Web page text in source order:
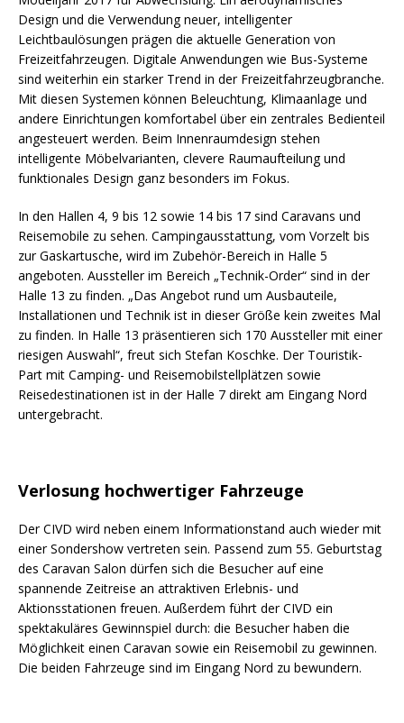
Design und die Verwendung neuer, intelligenter
Leichtbaulösungen prägen die aktuelle Generation von
Freizeitfahrzeugen. Digitale Anwendungen wie Bus-Systeme
sind weiterhin ein starker Trend in der Freizeitfahrzeugbranche.
Mit diesen Systemen können Beleuchtung, Klimaanlage und
andere Einrichtungen komfortabel über ein zentrales Bedienteil
angesteuert werden. Beim Innenraumdesign stehen
intelligente Möbelvarianten, clevere Raumaufteilung und
funktionales Design ganz besonders im Fokus.
In den Hallen 4, 9 bis 12 sowie 14 bis 17 sind Caravans und
Reisemobile zu sehen. Campingausstattung, vom Vorzelt bis
zur Gaskartusche, wird im Zubehör-Bereich in Halle 5
angeboten. Aussteller im Bereich „Technik-Order“ sind in der
Halle 13 zu finden. „Das Angebot rund um Ausbauteile,
Installationen und Technik ist in dieser Größe kein zweites Mal
zu finden. In Halle 13 präsentieren sich 170 Aussteller mit einer
riesigen Auswahl“, freut sich Stefan Koschke. Der Touristik-
Part mit Camping- und Reisemobilstellplätzen sowie
Reisedestinationen ist in der Halle 7 direkt am Eingang Nord
untergebracht.
Verlosung hochwertiger Fahrzeuge
Der CIVD wird neben einem Informationstand auch wieder mit
einer Sondershow vertreten sein. Passend zum 55. Geburtstag
des Caravan Salon dürfen sich die Besucher auf eine
spannende Zeitreise an attraktiven Erlebnis- und
Aktionsstationen freuen. Außerdem führt der CIVD ein
spektakuläres Gewinnspiel durch: die Besucher haben die
Möglichkeit einen Caravan sowie ein Reisemobil zu gewinnen.
Die beiden Fahrzeuge sind im Eingang Nord zu bewundern.